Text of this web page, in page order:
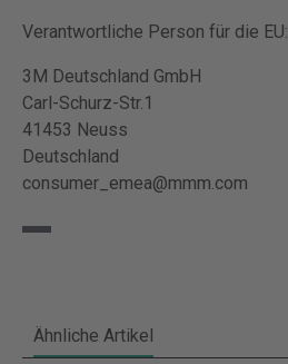
Verantwortliche Person für die EU:
3M Deutschland GmbH
Carl-Schurz-Str.1
41453 Neuss
Deutschland
consumer_emea@mmm.com
Ähnliche Artikel